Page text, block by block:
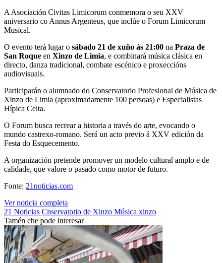
A Asociación Civitas Limicorum conmemora o seu XXV
aniversario co Annus Argenteus, que inclúe o Forum Limicorum
Musical.
O evento terá lugar o sábado 21 de xuño ás 21:00 na Praza de
San Roque en Xinzo de Limia, e combinará música clásica en
directo, danza tradicional, combate escénico e proxeccións
audiovisuais.
Participarán o alumnado do Conservatorio Profesional de Música de
Xinzo de Limia (aproximadamente 100 persoas) e Especialistas
Hípica Celta.
O Forum busca recrear a historia a través do arte, evocando o
mundo castrexo-romano. Será un acto previo á XXV edición da
Festa do Esquecemento.
A organización pretende promover un modelo cultural amplo e de
calidade, que valore o pasado como motor de futuro.
Fonte: 21noticias.com
Ver noticia completa
21 Noticias Cnservatotio de Xinzo Música xinzo
Tamén che pode interesar